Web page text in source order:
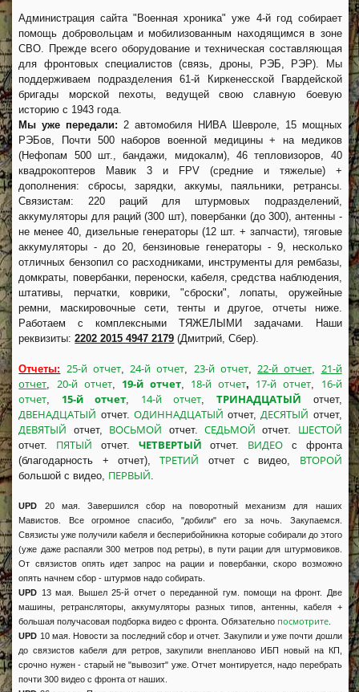
Администрация сайта "Военная хроника" уже 4-й год собирает
помощь добровольцам и мобилизованным находящимся в зоне
СВО. Прежде всего оборудование и техническая составляющая
для фронтовых специалистов (связь, дроны, РЭБ, РЭР). Мы
поддерживаем подразделения 61-й Киркенесской Гвардейской
бригады морской пехоты, ведущей свою славную боевую
историю с 1943 года.
Мы уже передали: 2 автомобиля НИВА Шевроле, 15 мощных
РЭБов, Почти 500 наборов военной медицины + на медиков
(Нефопам 500 шт., бандажи, мидокалм), 46 тепловизоров, 40
квадрокоптеров Мавик 3 и FPV (средние и тяжелые) +
дополнения: сбросы, зарядки, аккумы, паяльники, ретрансы.
Связистам: 220 раций для штурмовых подразделений,
аккумуляторы для раций (300 шт), повербанки (до 300), антенны -
не менее 40, дизельные генераторы (12 шт. + запчасти), тяговые
аккумуляторы - до 20, бензиновые генераторы - 9, несколько
отличных бензопил со расходниками, инструменты для рембазы,
домкраты, повербанки, переноски, кабеля, средства наблюдения,
штативы, перчатки, коврики, "сброски", лопаты, оружейные
ремни, маскировочные сети, тенты и другое, отчеты ниже.
Работаем с комплексными ТЯЖЕЛЫМИ задачами. Наши
реквизиты:2202 2015 4947 2179 (Дмитрий, Сбер).
Отчеты: 25-й отчет, 24-й отчет 23-й отчет, 22-й отчет, 21-й
отчет
20-й отчет, 19-й отчет, 18-й отчет, 17-й отчет
16-й
отчет
15-й отчет 14-й отчет, ТРИНАДЦАТЫЙ отчет,
ДВЕНАДЦАТЫЙ отчет. ОДИННАДЦАТЫЙ отчет, ДЕСЯТЫЙ отчет,
ДЕВЯТЫЙ отчет, ВОСЬМОЙ отчет. СЕДЬМОЙ отчет. ШЕСТОЙ
отчет. ПЯТЫЙ отчет. ЧЕТВЕРТЫЙ отчет. ВИДЕО с фронта
(благодарность + отчет),ТРЕТИЙ отчет с видео, ВТОРОЙ
большой с видео, ПЕРВЫЙ
UPD 20 мая. Завершился сбор на поворотный механизм для наших
Мавистов. Все огромное спасибо, "добили" его за ночь. Закупаемся.
Связисты уже получили кабеля и бесперибойникна которые собирали до этого
(уже даже распаяли 300 метров под ретры), в пути рации для штурмовиков.
От связистов опять идет запрос на рации и повербанки, скоро возможно
опять начнем сбор - штурмов надо собирать.
UPD 13 мая. Вышел 25-й отчет о переданной гум. помощи на фронт. Две
машины, ретрансляторы, аккумуляторы разных типов, антенны, кабеля +
большая получасовая подборка видео с фронта. Обязательно посмотрите
UPD 10 мая. Новости за последний сбор и отчет. Закупили и уже почти дошли
до связистов кабеля для ретров, закупили внепланово ИБП новый на КП,
срочно нужен - старый не "вывозит" уже. Отчет монтируется, надо перебрать
почти 300 видео с фронта от наших.